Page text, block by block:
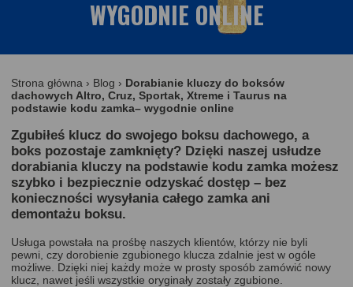
WYGODNIE ONLINE
Strona główna › Blog › Dorabianie kluczy do boksów
dachowych Altro, Cruz, Sportak, Xtreme i Taurus na
podstawie kodu zamka– wygodnie online
Zgubiłeś klucz do swojego boksu dachowego, a
boks pozostaje zamknięty? Dzięki naszej usłudze
dorabiania kluczy na podstawie kodu zamkamożesz
szybko i bezpiecznie odzyskać dostęp – bez
konieczności wysyłania całego zamka ani
demontażu boksu.
Usługa powstała na prośbę naszych klientów, którzy nie byli
pewni, czy dorobienie zgubionego klucza zdalnie jest w ogóle
możliwe. Dzięki niej każdy może w prosty sposób zamówić nowy
klucz, nawet jeśli wszystkie oryginały zostały zgubione.